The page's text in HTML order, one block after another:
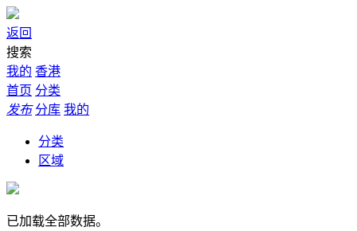
返回
搜索
我的 香港
首页 分类
发布 分库 我的
分类
区域
已加载全部数据。